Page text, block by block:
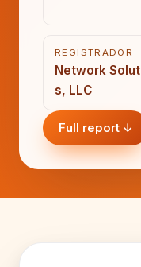
REGISTRADOR
Network
s, LLC
Full report ↓